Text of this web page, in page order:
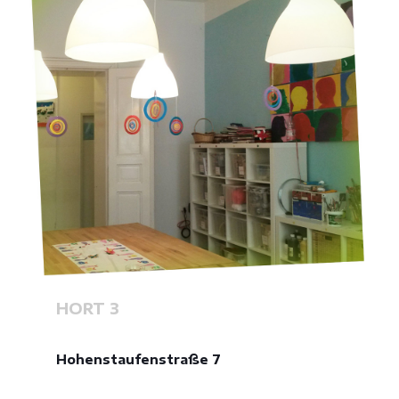
HORT 3
Hohenstaufenstraße 7